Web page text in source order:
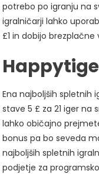
potrebo po igranju na
igralničarji lahko
£1 in dobijo brezplačne
Ena najboljših spletnih
stave 5 £ za 21 iger na
lahko običajno
bonus pa bo seveda
najboljših spletnih
podjetje za